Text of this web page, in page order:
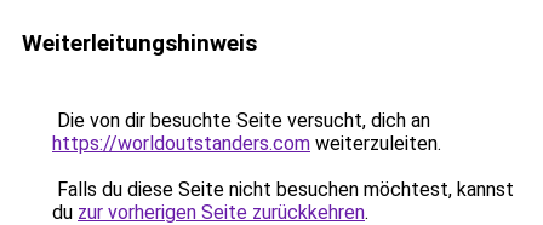
Weiterleitungshinweis
Die von dir besuchte Seite versucht, dich an
https://worldoutstanders.com weiterzuleiten.
Falls du diese Seite nicht besuchen möchtest, kannst
du zur vorherigen Seite zurückkehren.